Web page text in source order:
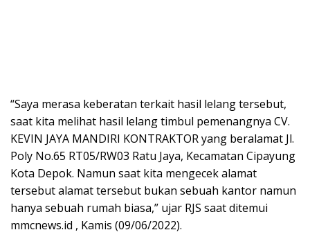
“Saya merasa keberatan terkait hasil lelang tersebut,
saat kita melihat hasil lelang timbul pemenangnya CV.
KEVIN JAYA MANDIRI KONTRAKTOR yang beralamat Jl.
Poly No.65 RT05/RW03 Ratu Jaya, Kecamatan Cipayung
Kota Depok. Namun saat kita mengecek alamat
tersebut alamat tersebut bukan sebuah kantor namun
hanya sebuah rumah biasa,” ujar RJS saat ditemui
mmcnews.id , Kamis (09/06/2022).